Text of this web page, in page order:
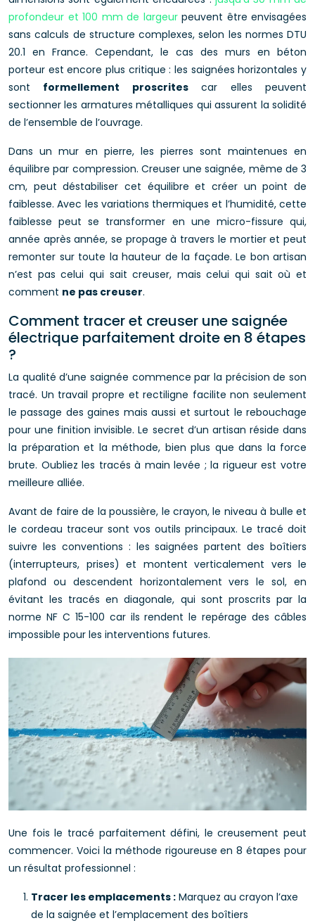
profondeur et 100 mm de largeurpeuvent être envisagées
sans calculs de structure complexes, selon les normes DTU
20.1 en France. Cependant, le cas des murs en béton
porteur est encore plus critique : les saignées horizontales y
sont formellement proscritescar elles peuvent
sectionner les armatures métalliques qui assurent la solidité
de l’ensemble de l’ouvrage.
Dans un mur en pierre, les pierres sont maintenues en
équilibre par compression. Creuser une saignée, même de 3
cm, peut déstabiliser cet équilibre et créer un point de
faiblesse. Avec les variations thermiques et l’humidité, cette
faiblesse peut se transformer en une micro-fissure qui,
année après année, se propage à travers le mortier et peut
remonter sur toute la hauteur de la façade. Le bon artisan
n’est pas celui qui sait creuser, mais celui qui sait où et
comment ne pas creuser.
Comment tracer et creuser une saignée
électrique parfaitement droite en 8 étapes
?
La qualité d’une saignée commence par la précision de son
tracé. Un travail propre et rectiligne facilite non seulement
le passage des gaines mais aussi et surtout le rebouchage
pour une finition invisible. Le secret d’un artisan réside dans
la préparation et la méthode, bien plus que dans la force
brute. Oubliez les tracés à main levée ; la rigueur est votre
meilleure alliée.
Avant de faire de la poussière, le crayon, le niveau à bulle et
le cordeau traceur sont vos outils principaux. Le tracé doit
suivre les conventions : les saignées partent des boîtiers
(interrupteurs, prises) et montent verticalement vers le
plafond ou descendent horizontalement vers le sol, en
évitant les tracés en diagonale, qui sont proscrits par la
norme NF C 15-100 car ils rendent le repérage des câbles
impossible pour les interventions futures.
Une fois le tracé parfaitement défini, le creusement peut
commencer. Voici la méthode rigoureuse en 8 étapes pour
un résultat professionnel :
Tracer les emplacements : Marquez au crayon l’axe
de la saignée et l’emplacement des boîtiers